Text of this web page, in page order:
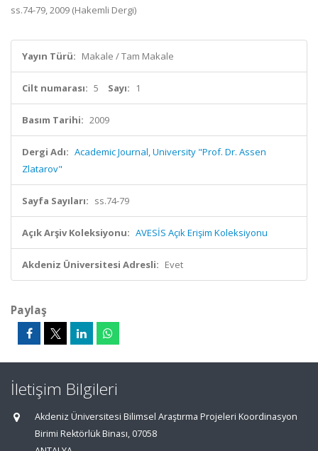
ss.74-79, 2009 (Hakemli Dergi)
Yayın Türü: Makale / Tam Makale
Cilt numarası: 5 Sayı: 1
Basım Tarihi: 2009
Dergi Adı: Academic Journal, University "Prof. Dr. Assen
Zlatarov"
Sayfa Sayıları: ss.74-79
Açık Arşiv Koleksiyonu: AVESİS Açık Erişim Koleksiyonu
Akdeniz Üniversitesi Adresli: Evet
Paylaş
İletişim Bilgileri
Akdeniz Üniversitesi Bilimsel Araştırma Projeleri Koordinasyon
Birimi Rektörlük Binası, 07058